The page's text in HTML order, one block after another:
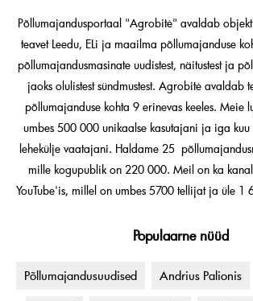
Põllumajandusportaal "Agrobitė" avaldab
teavet Leedu, ELi ja maailma põllumajanduse
põllumajandusmasinate uudistest, näitustest ja
jaoks olulistest sündmustest. Agrobitė avaldab
põllumajanduse kohta 9 erinevas keeles. Meie
umbes 500 000 unikaalse kasutajani ja iga
lehekülje vaatajani. Haldame 25
mille kogupublik on 220 000. Meil on ka
YouTube'is, millel on umbes 5700 tellijat ja üle 1
Populaarne nüüd
Põllumajandusuudised Andrius Palionis